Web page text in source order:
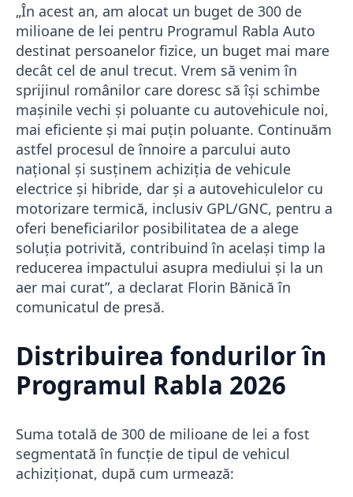
„În acest an, am alocat un buget de 300 de
milioane de lei pentru Programul Rabla Auto
destinat persoanelor fizice, un buget mai mare
decât cel de anul trecut. Vrem să venim în
sprijinul românilor care doresc să îşi schimbe
maşinile vechi şi poluante cu autovehicule noi,
mai eficiente şi mai puţin poluante. Continuăm
astfel procesul de înnoire a parcului auto
naţional şi susţinem achiziţia de vehicule
electrice şi hibride, dar şi a autovehiculelor cu
motorizare termică, inclusiv GPL/GNC, pentru a
oferi beneficiarilor posibilitatea de a alege
soluţia potrivită, contribuind în acelaşi timp la
reducerea impactului asupra mediului şi la un
aer mai curat”, a declarat Florin Bănică în
comunicatul de presă.
Distribuirea fondurilor în
Programul Rabla 2026
Suma totală de 300 de milioane de lei a fost
segmentată în funcție de tipul de vehicul
achiziționat, după cum urmează: